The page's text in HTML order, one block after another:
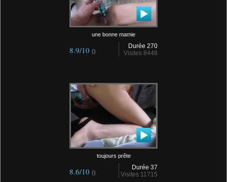
une bonne mamie
Durée 270
Visites 8448
8.9/10 ()
toujours prête
Durée 37
Visites 11715
8.6/10 ()